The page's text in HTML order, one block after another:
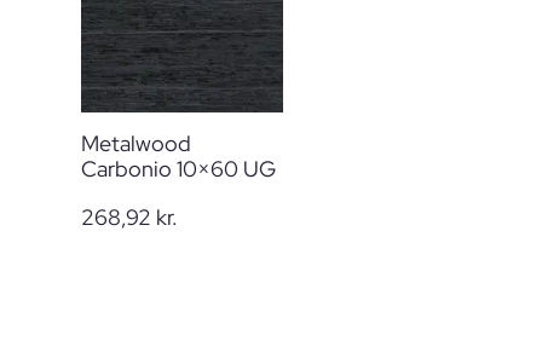
Metalwood
Carbonio 10×60 UG
268,92 kr.